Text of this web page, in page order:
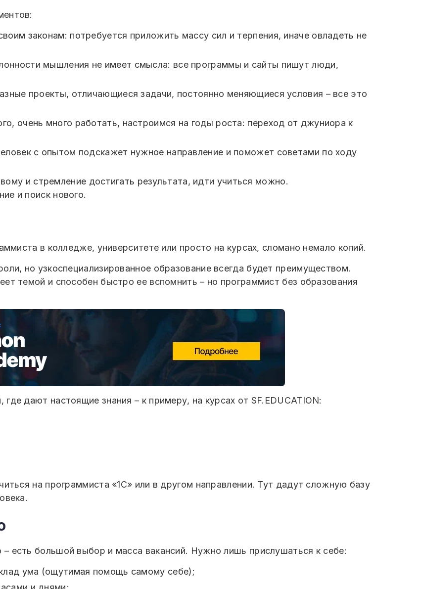
законам: потребуется приложить массу сил и терпения, иначе овладеть не
мышления не имеет смысла: все программы и сайты пишут люди,
проекты, отличающиеся задачи, постоянно меняющиеся условия – все это
очень много работать, настроимся на годы роста: переход от джуниора к
с опытом подскажет нужное направление и поможет советами по ходу
и стремление достигать результата, идти учиться можно.
и поиск нового.
в колледже, университете или просто на курсах, сломано немало копий.
но узкоспециализированное образование всегда будет преимуществом.
темой и способен быстро ее вспомнить – но программист без образования
дают настоящие знания – к примеру, на курсах от SF.EDUCATION:
на программиста «1С» или в другом направлении. Тут дадут сложную базу
есть большой выбор и масса вакансий. Нужно лишь прислушаться к себе:
ума (ощутимая помощь самому себе);